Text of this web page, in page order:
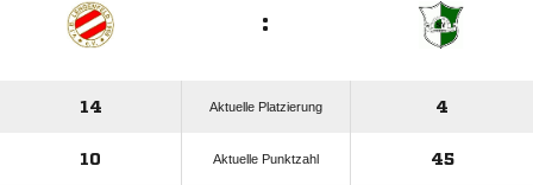
:
14 Aktuelle Platzierung 4
10 Aktuelle Punktzahl 45